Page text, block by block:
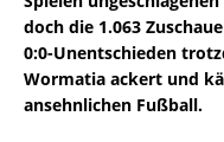
doch die 1.063
0:0-Unentschieden
Wormatia ackert und
ansehnlichen Fußball.